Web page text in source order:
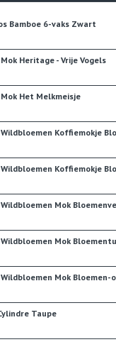
Bamboe 6-vaks Zwart
Heritage - Vrije Vogels
Het Melkmeisje
Koffiemokje
Koffiemokje
Mok
Mok
Mok Bloemen-
Taupe